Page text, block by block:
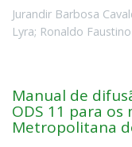
Jurandir Barbosa
Lyra; Ronaldo
Manual de
ODS 11 para os
Metropolitana